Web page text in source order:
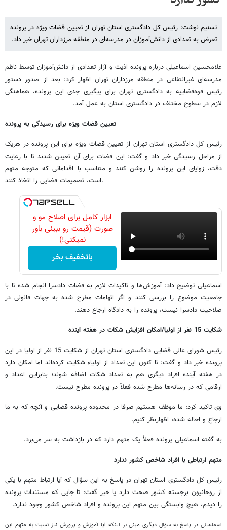
تسنیم نوشت: رئیس کل دادگستری استان تهران از تعیین قضات ویژه در پرونده
تعرض به تعدادی از دانش‌آموزان در مدرسه‌ای در منطقه مرزداران تهران خبر داد.
غلامحسین اسماعیلی درباره پرونده اذیت و آزار تعدادی از دانش‌آموزان توسط ناظم
مدرسه‌ای غیرانتفاعی در منطقه مرزداران تهران اظهار کرد: بعد از صدور دستور
رئیس قوه‌قضاییه به دادگستری تهران برای پیگیری جدی این پرونده، هماهنگی
لازم در سطوح مختلف در دادگستری استان به عمل آمد.
تعیین قضات ویژه برای رسیدگی به پرونده
رئیس کل دادگستری استان تهران از تعیین قضات ویژه برای این پرونده در هریک
از مراحل رسیدگی خبر داد و گفت: این قضات برای آن تعیین شدند تا با رعایت
دقت، زوایای این پرونده را روشن کنند و متناسب با اقداماتی که متوجه متهم
است، تصمیمات قضایی را اتخاذ کنند.
ابزار کامل برای اصلاح مو و
صورت (قیمت رو ببینی باور
نمیکنی!)
باتخفیف بخر
اسماعیلی توضیح داد: آموزش‌ها و تاکیدات لازم به قضات دادسرا انجام شده تا با
جامعیت موضوع را بررسی کنند و اگر اتهامات مطرح شده به جهات قانونی در
صلاحیت دادسرا نیست، پرونده را به دادگاه ارجاع دهند.
شکایت 15 نفر از اولیا/امکان افزایش شکات در هفته آینده
رئیس شورای عالی قضایی دادگستری استان تهران از شکایت 15 نفر از اولیا در این
پرونده خبر داد و گفت: تا کنون این تعداد از اولیاء شکایت کرده‌اند اما امکان دارد
در هفته آینده افراد دیگری هم به تعداد شکات اضافه شوند؛ بنابراین اعداد و
ارقامی که در رسانه‌ها مطرح شده فعلاً در پرونده مطرح نیست.
وی تاکید کرد: ما موظف هستیم صرفا در محدوده پرونده قضایی و آنچه که به ما
ارجاع و احاله شده، اظهارنظر کنیم.
به گفته اسماعیلی پرونده فعلاً یک متهم دارد که در بازداشت به سر می‌برد.
متهم ارتباطی با افراد شاخص کشور ندارد
رئیس کل دادگستری استان تهران در پاسخ به این سؤال که آیا ارتباط متهم با یکی
از روحانیون برجسته کشور صحت دارد یا خیر گفت: تا جایی که مستندات پرونده
را دیدم، هیچ وابستگی بین متهم این پرونده و افراد شاخص کشور وجود ندارد.
اسماعیلی در پاسخ به سؤال دیگری مبنی بر اینکه آیا آموزش و پرورش نیز نسبت به متهم این